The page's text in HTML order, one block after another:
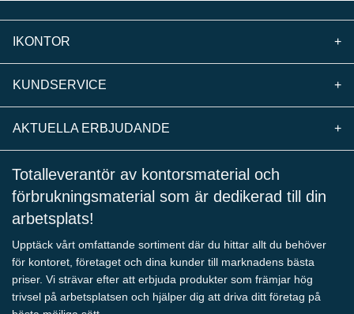
IKONTOR +
KUNDSERVICE +
AKTUELLA ERBJUDANDE +
Totalleverantör av kontorsmaterial och
förbrukningsmaterial som är dedikerad till din
arbetsplats!
Upptäck vårt omfattande sortiment där du hittar allt du behöver
för kontoret, företaget och dina kunder till marknadens bästa
priser. Vi strävar efter att erbjuda produkter som främjar hög
trivsel på arbetsplatsen och hjälper dig att driva ditt företag på